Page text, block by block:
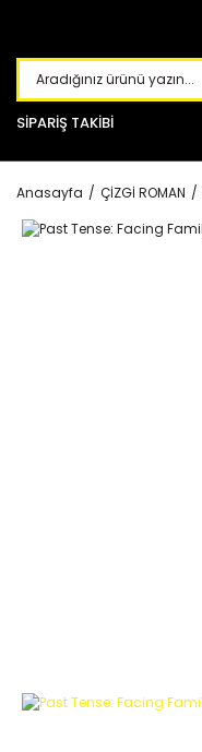
SİPARİŞ TAKİBİ
Anasayfa ÇİZGİ ROMAN